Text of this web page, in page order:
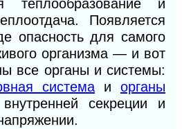
теплообразование и
Появляется
опасностьдля самого
организма — и вот
все органы и системы:
системаи органы
секреции и